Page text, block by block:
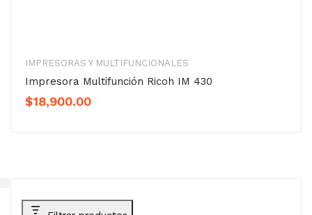
IMPRESORAS Y MULTIFUNCIONALES
Impresora Multifunción Ricoh IM 430
$18,900.00